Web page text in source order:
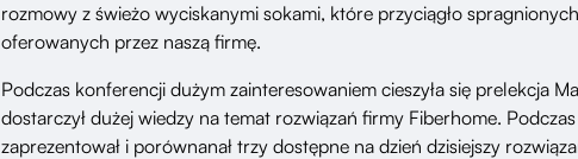
rozmowy z świeżo wyciskanymi sokami, które przyciągło
oferowanych przez naszą firmę.
Podczas konferencji dużym zainteresowaniem cieszyła się prelekcja
dostarczył dużej wiedzy na temat rozwiązań firmy Fiberhome.
zaprezentował i porównanał trzy dostępne na dzień dzisiejszy